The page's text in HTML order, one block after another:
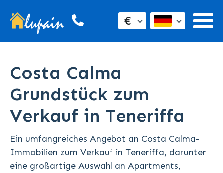
€
Costa Calma
Grundstück zum
Verkauf in Teneriffa
Ein umfangreiches Angebot an Costa Calma-
Immobilien zum Verkauf in Teneriffa, darunter
eine großartige Auswahl an Apartments,